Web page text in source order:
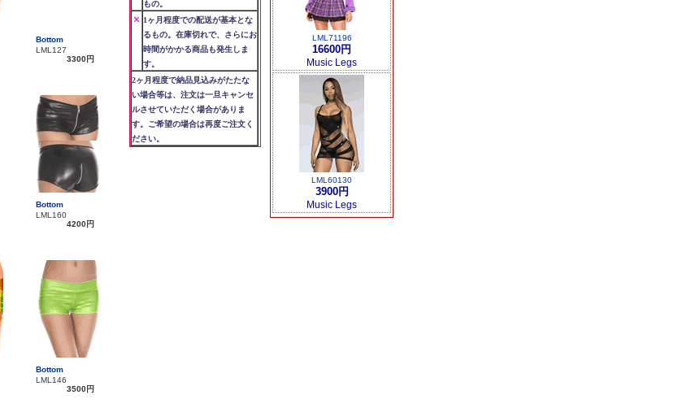
Bottom
LML127
3300円
Bottom
LML160
4200円
Bottom
LML146
3500円
もの。
1ヶ月程度での配送が基本とな
るもの。在庫切れで、さらにお
時間がかかる商品も発生しま
す。
2ヶ月程度で納品見込みがたたな
い場合等は、注文は一旦キャンセ
ルさせていただく場合がありま
す。ご希望の場合は再度ご注文く
ださい。
LML71196
16600円
Music Legs
LML60130
3900円
Music Legs